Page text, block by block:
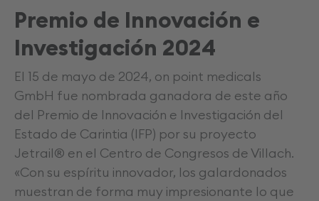
Premio de Innovación e
Investigación 2024
El 15 de mayo de 2024, on point medicals
GmbH fue nombrada ganadora de este año
del Premio de Innovación e Investigación del
Estado de Carintia (IFP) por su proyecto
Jetrail® en el Centro de Congresos de Villach.
«Con su espíritu innovador, los galardonados
muestran de forma muy impresionante lo que